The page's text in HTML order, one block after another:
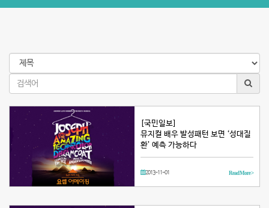
[국민일보]
뮤지컬 배우 발성패턴 보면 ‘성대질
환’ 예측 가능하다
2013-11-01 Read More >